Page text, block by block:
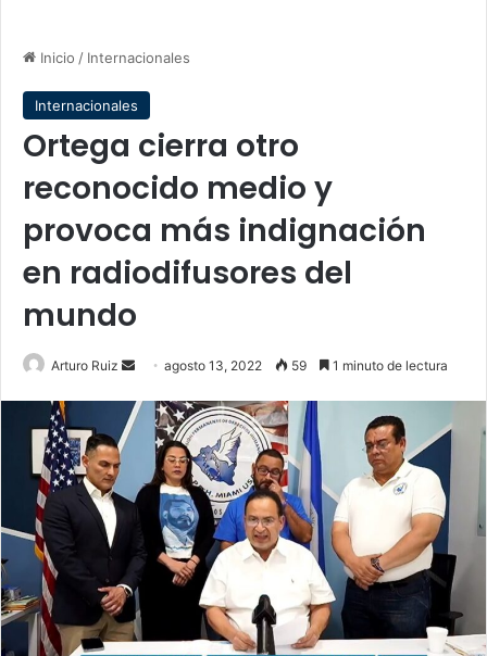
Inicio / Internacionales
Internacionales
Ortega cierra otro
reconocido medio y
provoca más indignación
en radiodifusores del
mundo
Arturo Ruiz
Send
email
agosto 13, 2022 59 1 minuto de lectura